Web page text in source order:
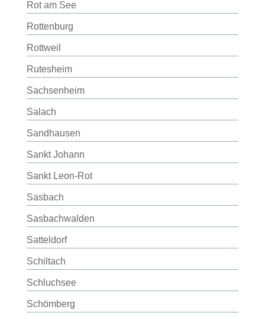
Rot am See
Rottenburg
Rottweil
Rutesheim
Sachsenheim
Salach
Sandhausen
Sankt Johann
Sankt Leon-Rot
Sasbach
Sasbachwalden
Satteldorf
Schiltach
Schluchsee
Schömberg